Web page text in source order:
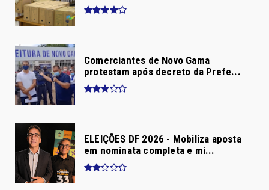
Comerciantes de Novo Gama
protestam após decreto da Prefe...
ELEIÇÕES DF 2026 - Mobiliza aposta
em nominata completa e mi...